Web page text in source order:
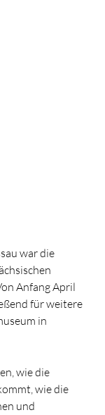
war die
Anfang April
für weitere
in
wie die
wie die
und